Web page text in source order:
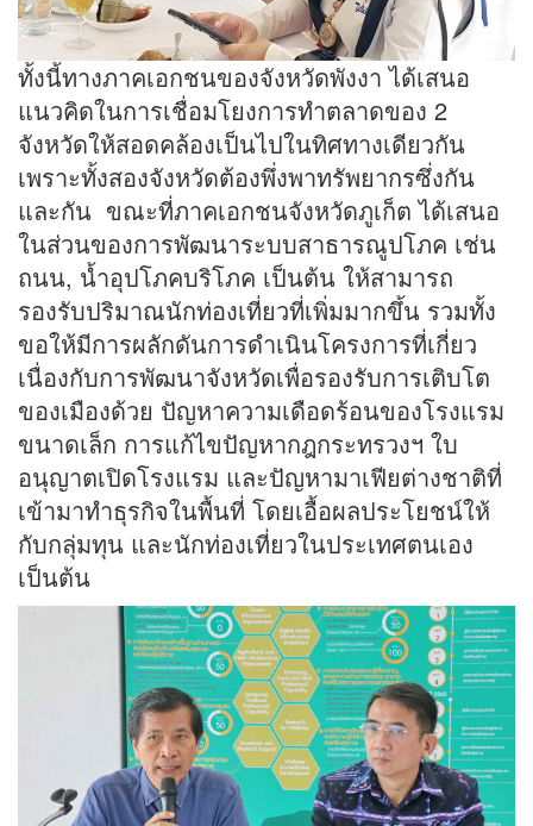
ทั้งนี้ทางภาคเอกชนของจังหวัดพังงา ได้เสนอ
แนวคิดในการเชื่อมโยงการทำตลาดของ 2
จังหวัดให้สอดคล้องเป็นไปในทิศทางเดียวกัน
เพราะทั้งสองจังหวัดต้องพึ่งพาทรัพยากรซึ่งกัน
และกัน ขณะที่ภาคเอกชนจังหวัดภูเก็ต ได้เสนอ
ในส่วนของการพัฒนาระบบสาธารณูปโภค เช่น
ถนน, น้ำอุปโภคบริโภค เป็นต้น ให้สามารถ
รองรับปริมาณนักท่องเที่ยวที่เพิ่มมากขึ้น รวมทั้ง
ขอให้มีการผลักดันการดำเนินโครงการที่เกี่ยว
เนื่องกับการพัฒนาจังหวัดเพื่อรองรับการเติบโต
ของเมืองด้วย ปัญหาความเดือดร้อนของโรงแรม
ขนาดเล็ก การแก้ไขปัญหากฎกระทรวงฯ ใบ
อนุญาตเปิดโรงแรม และปัญหามาเฟียต่างชาติที่
เข้ามาทำธุรกิจในพื้นที่ โดยเอื้อผลประโยชน์ให้
กับกลุ่มทุน และนักท่องเที่ยวในประเทศตนเอง
เป็นต้น